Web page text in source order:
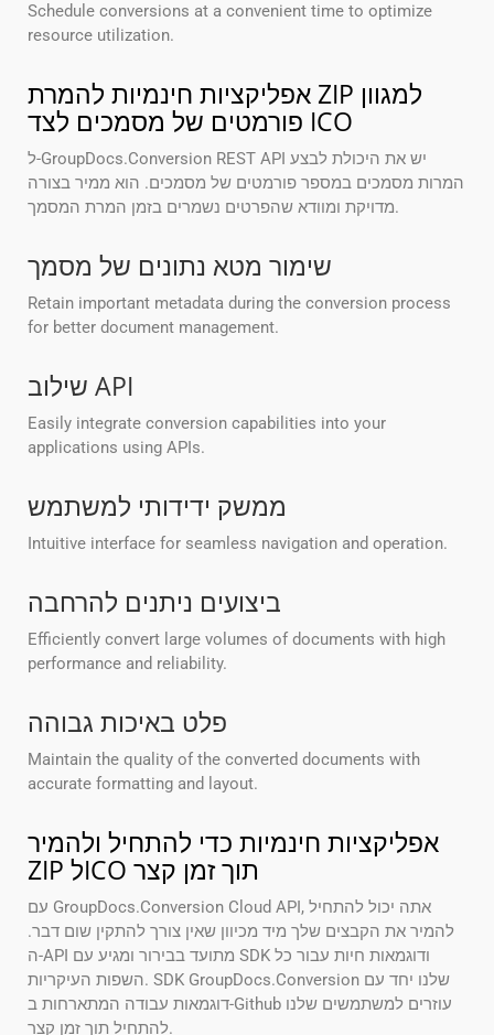
Schedule conversions at a convenient time to optimize
resource utilization.
אפליקציות חינמיות להמרת ZIP למגוון
פורמטים של מסמכים לצד ICO
ל-GroupDocs.Conversion REST API יש את היכולת לבצע
המרות מסמכים במספר פורמטים של מסמכים. הוא ממיר בצורה
מדויקת ומוודא שהפרטים נשמרים בזמן המרת המסמך.
שימור מטא נתונים של מסמך
Retain important metadata during the conversion process
for better document management.
שילוב API
Easily integrate conversion capabilities into your
applications using APIs.
ממשק ידידותי למשתמש
Intuitive interface for seamless navigation and operation.
ביצועים ניתנים להרחבה
Efficiently convert large volumes of documents with high
performance and reliability.
פלט באיכות גבוהה
Maintain the quality of the converted documents with
accurate formatting and layout.
אפליקציות חינמיות כדי להתחיל ולהמיר
ZIP לICO תוך זמן קצר
עם GroupDocs.Conversion Cloud API, אתה יכול להתחיל
להמיר את הקבצים שלך מיד מכיוון שאין צורך להתקין שום דבר.
ה-API מתועד בבירור ומגיע עם SDK ודוגמאות חיות עבור כל
השפות העיקריות. SDK GroupDocs.Conversion שלנו יחד עם
דוגמאות עבודה המתארחות ב-Github עוזרים למשתמשים שלנו
להתחיל תוך זמן קצר.